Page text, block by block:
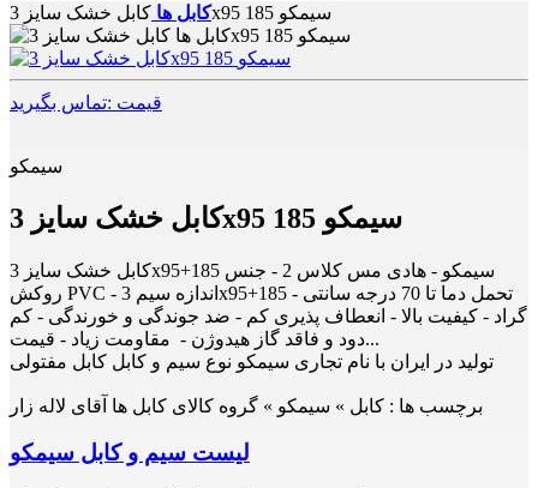
کابل ها کابل خشک سایز 3x95 185 سیمکو
قیمت :تماس بگیرید
سیمکو
کابل خشک سایز 3x95 185 سیمکو
کابل خشک سایز 3x95+185 سیمکو - هادی مس کلاس 2 - جنس
روکش PVC - اندازه سیم 3x95+185 - تحمل دما تا 70 درجه سانتی
گراد - کیفیت بالا - انعطاف پذیری کم - ضد جوندگی و خورندگی - کم
دود و فاقد گاز هیدوژن - مقاومت زیاد - قیمت...
تولید در ایران با نام تجاری سیمکو نوع سیم و کابل کابل مفتولی
برچسب ها : کابل » سیمکو » گروه کالای کابل ها آقای لاله زار
لیست سیم و کابل سیمکو